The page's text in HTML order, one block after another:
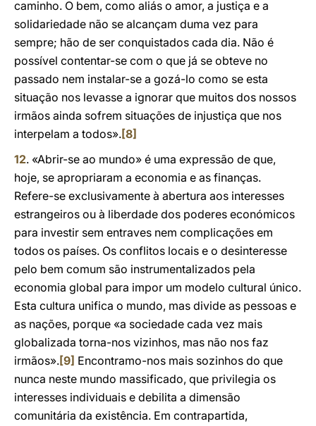
caminho. O bem, como aliás o amor, a justiça e a
solidariedade não se alcançam duma vez para
sempre; hão de ser conquistados cada dia. Não é
possível contentar-se com o que já se obteve no
passado nem instalar-se a gozá-lo como se esta
situação nos levasse a ignorar que muitos dos nossos
irmãos ainda sofrem situações de injustiça que nos
interpelam a todos».[8]
12. «Abrir-se ao mundo» é uma expressão de que,
hoje, se apropriaram a economia e as finanças.
Refere-se exclusivamente à abertura aos interesses
estrangeiros ou à liberdade dos poderes económicos
para investir sem entraves nem complicações em
todos os países. Os conflitos locais e o desinteresse
pelo bem comum são instrumentalizados pela
economia global para impor um modelo cultural único.
Esta cultura unifica o mundo, mas divide as pessoas e
as nações, porque «a sociedade cada vez mais
globalizada torna-nos vizinhos, mas não nos faz
irmãos».[9] Encontramo-nos mais sozinhos do que
nunca neste mundo massificado, que privilegia os
interesses individuais e debilita a dimensão
comunitária da existência. Em contrapartida,